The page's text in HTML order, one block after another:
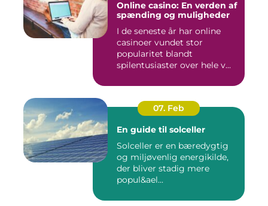
Online casino: En verden af
spænding og muligheder
I de seneste år har online
casinoer vundet stor
popularitet blandt
spilentusiaster over hele v...
07. Feb
En guide til solceller
Solceller er en bæredygtig
og miljøvenlig energikilde,
der bliver stadig mere
popul&ael...